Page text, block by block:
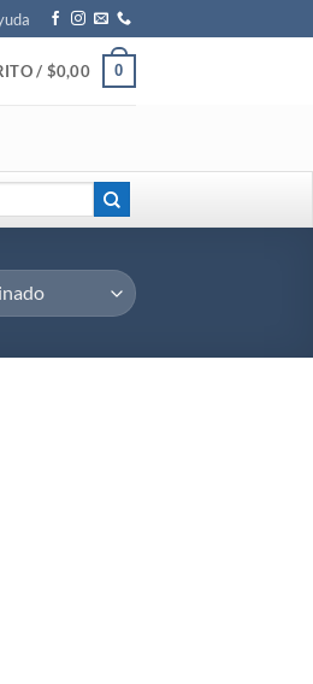
/ $0,00 0